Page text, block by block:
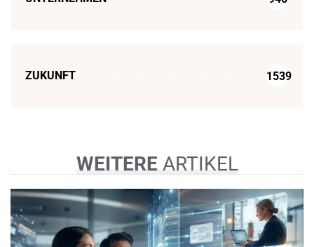
ZUKUNFT 1539
WEITEREARTIKEL